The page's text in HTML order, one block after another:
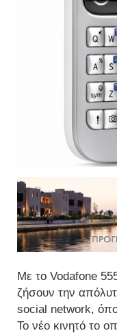
Με τo Vodafone
ζήσουν την
social network,
Το νέο κινητό το